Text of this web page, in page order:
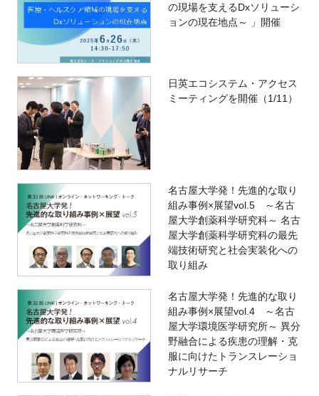
の現場を支えるDxソリューシ
ョンの現在地点～ 」開催
日英エコシステム・アクセス
ミーティングを開催（1/11）
名古屋大学発！先進的な取り
組み事例×展望vol.5 ～名古
屋大学創薬科学研究科～ 名古
屋大学創薬科学研究科の最先
端技術研究と社会実装化への
取り組み
名古屋大学発！先進的な取り
組み事例×展望vol.4 ～名古
屋大学環境医学研究所～ 異分
野融合による疾患の理解・克
服に向けたトランスレーショ
ナルリサーチ